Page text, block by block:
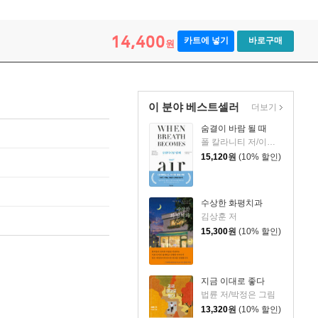
14,400원 카트에 넣기 바로구매
이 분야 베스트셀러
숨결이 바람 될 때
폴 칼라니티 저/이종인 역
15,120원 (10% 할인)
수상한 화평치과
김상훈 저
15,300원 (10% 할인)
지금 이대로 좋다
법륜 저/박정은 그림
13,320원 (10% 할인)
더보기